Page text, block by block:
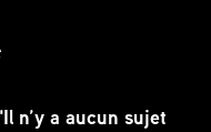
n’y a aucun sujet